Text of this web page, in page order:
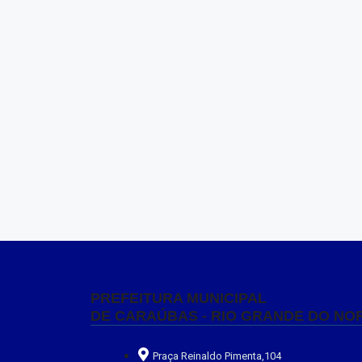
PREFEITURA MUNICIPAL
DE CARAÚBAS - RIO GRANDE DO
Praça Reinaldo Pimenta,104